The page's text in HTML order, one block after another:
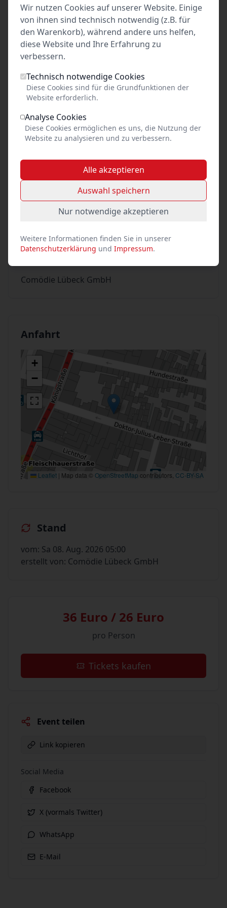
Tickets
28 Nov. 2026•Sa. 19:30
Krimi von Edgar Wallace
Comödie Lübeck
Lübeck
29Nov. 2026• So. 17:00
Comödie Lübeck GmbH
Anfahrt
+
−
Leaflet | Map data © OpenStreetMap contributors, CC-BY-SA
Stand
vom: Sa 08. Aug. 2026 05:00
erstellt von: Comödie Lübeck GmbH
36 Euro / 26 Euro
pro Person
Tickets kaufen
Event teilen
Link kopieren
Social Media
Facebook
X (vormals Twitter)
WhatsApp
E-Mail
Wir nutzen Cookies auf unserer Website. Einige
von ihnen sind technisch notwendig (z.B. für
den Warenkorb), während andere uns helfen,
diese Website und Ihre Erfahrung zu
verbessern.
Technisch notwendige Cookies
Diese Cookies sind für die Grundfunktionen der
Website erforderlich.
Analyse Cookies
Diese Cookies ermöglichen es uns, die Nutzung der
Website zu analysieren und zu verbessern.
Alle akzeptieren
Auswahl speichern
Nur notwendige akzeptieren
Weitere Informationen finden Sie in unserer
Datenschutzerklärung und Impressum.